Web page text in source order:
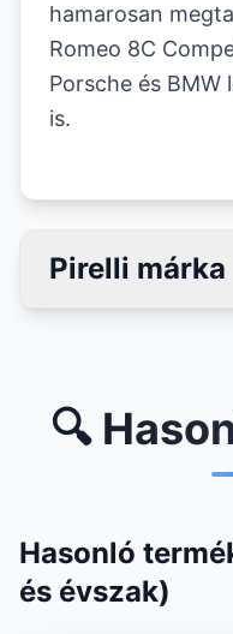
hamarosan
Romeo 8C
Porsche és BMW
is.
Pirelli márka
🔍
Hasonló
és évszak)